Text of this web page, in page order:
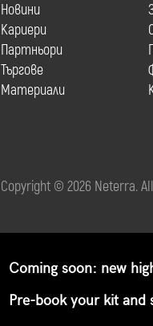
Новини
Кариери
Партньори
Търгове
Материали
Copyright © 2026 Neterra.
Coming soon: new
Pre-book your kit and